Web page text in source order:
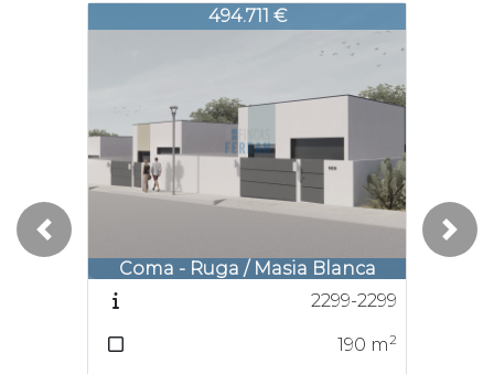
Coma - Ruga / Masia Blanca
510.000 €
Coma - Ruga / Els Massos
2315-2315
158m
Previous Next